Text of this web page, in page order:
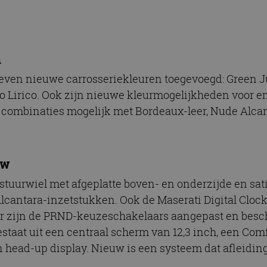
nieuwe carrosseriekleuren toegevoegd: Green
Lirico. Ook zijn nieuwe kleurmogelijkheden voor
mogelijk met Bordeaux-leer, Nude
met afgeplatte boven- en onderzijde en
inzetstukken. Ook de Maserati Digital
de PRND-keuzeschakelaars aangepast en
uit een centraal scherm van 12,3 inch, een
up display. Nieuw is een systeem dat